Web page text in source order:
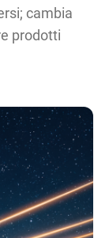
cambia
prodotti